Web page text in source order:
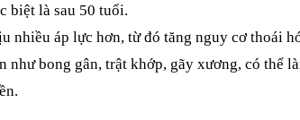
biệt là sau 50 tuổi.
nhiều áp lực hơn, từ đó tăng nguy cơ thoái
bong gân, trật khớp, gãy xương, có thể